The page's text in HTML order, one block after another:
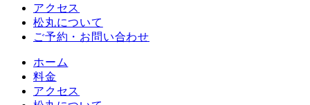
アクセス
松丸について
ご予約・お問い合わせ
ホーム
料金
アクセス